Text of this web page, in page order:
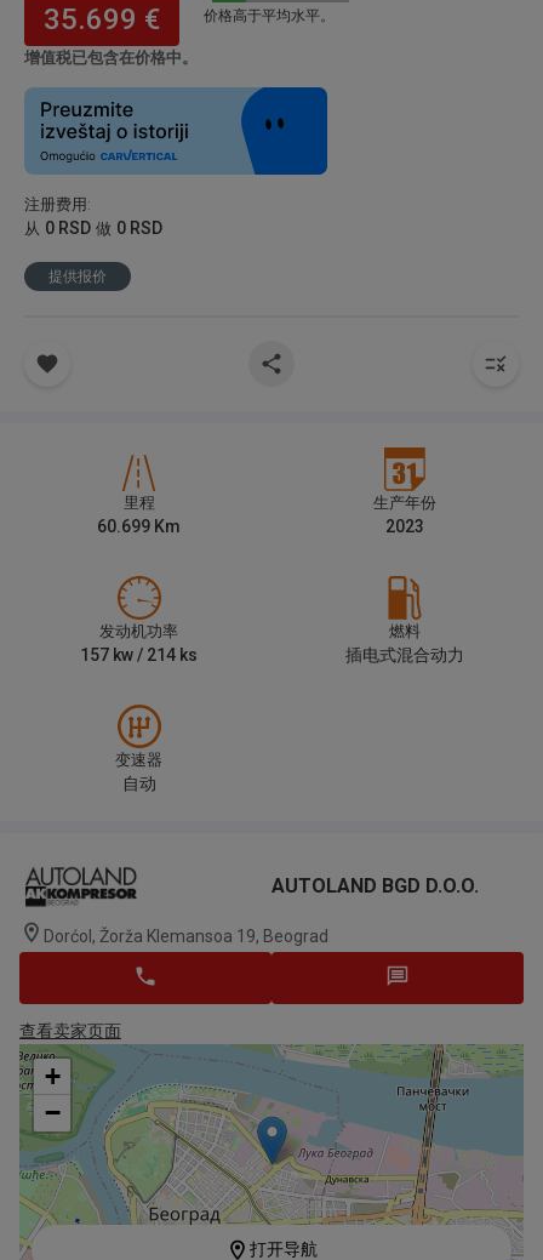
35.699 €
增值税已包含在价格中。
价格高于平均水平。
注册费用 :
从 0 RSD 做 0 RSD
提供报价
里程
60.699 Km
生产年份
2023
发动机功率
157 kw / 214 ks
燃料
插电式混合动力
变速器
自动
AUTOLAND BGD D.o.o.
Dorćol, Žorža Klemansoa 19, Beograd
查看卖家页面
+
−
打开导航